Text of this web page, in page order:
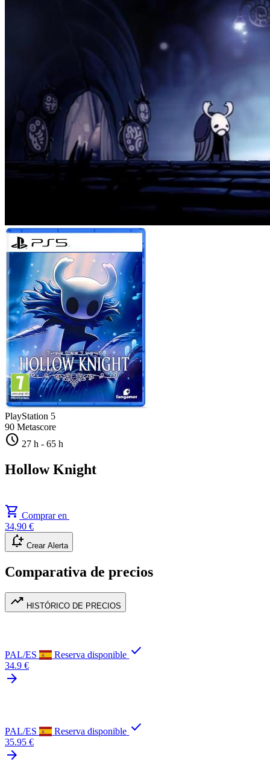
PlayStation 5
90 Metascore
schedule 27 h - 65 h
Hollow Knight
shopping_cart Comprar en
34,90 €
notification_add Crear Alerta
Comparativa de precios
trending_up HISTÓRICO DE PRECIOS
PAL/ES Reserva disponible check
34.9 €
arrow_forward
PAL/ES Reserva disponible check
35.95 €
arrow_forward